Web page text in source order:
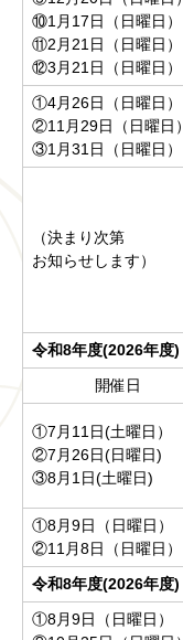
⑩1月17日（日曜日）
⑪2月21日（日曜日）
⑫3月21日（日曜日）
①4月26日（日曜日）
②11月29日（日曜日）
③1月31日（日曜日）
（決まり次第
お知らせします）
令和8年度(2026年度)
開催日
①7月11日(土曜日）
②7月26日(日曜日)
③8月1日(土曜日)
①8月9日（日曜日）
②11月8日（日曜日）
令和8年度(2026年度)
①8月9日（日曜日）